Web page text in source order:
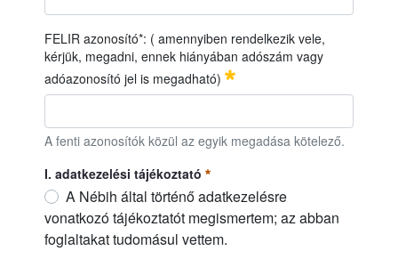
FELIR azonosító*: ( amennyiben rendelkezik vele,
kérjük, megadni, ennek hiányában adószám vagy
adóazonosító jel is megadható)
FELIR azonosító*: ( amennyiben rendelkezik vele, kérjük,
A fenti azonosítók közül az egyik megadása kötelező.
I. adatkezelési tájékoztató
A Nébih által történő adatkezelésre
vonatkozó tájékoztatót megismertem; az abban
foglaltakat tudomásul vettem.